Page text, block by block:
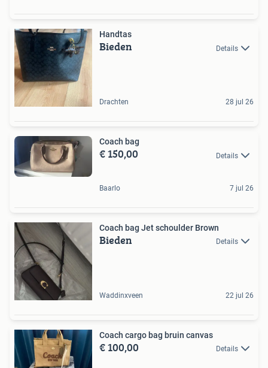
Handtas
Bieden Details
Drachten 28 jul 26
Coach bag
€ 150,00 Details
Baarlo 7 jul 26
Coach bag Jet schoulder Brown
Bieden Details
Waddinxveen 22 jul 26
Coach cargo bag bruin canvas
€ 100,00 Details